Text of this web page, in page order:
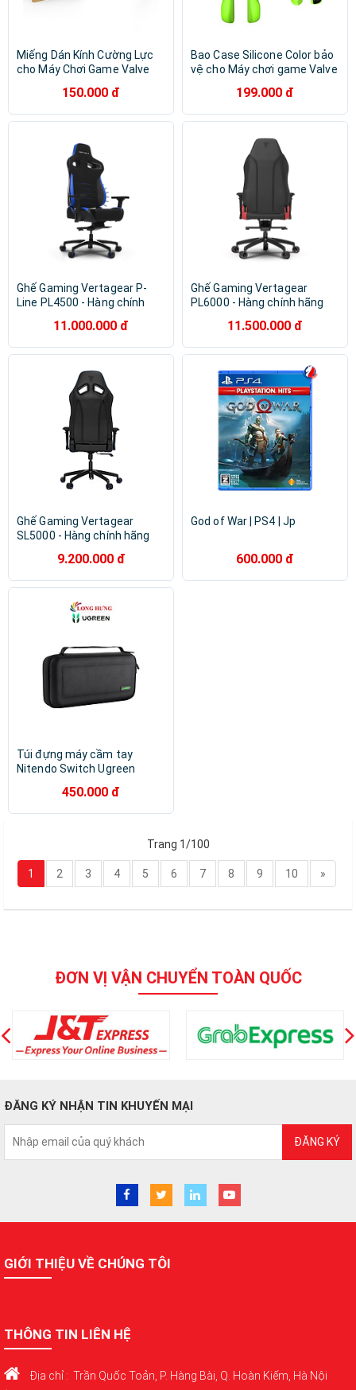
Miếng Dán Kính Cường Lực
cho Máy Chơi Game Valve
OLED (Bộ 2 Miếng) - Hàng
Chính Hãng
150.000 đ
Bao Case Silicone Color bảo
vệ cho Máy chơi game Valve
OLED - Hàng Chính Hãng
199.000 đ
Ghế Gaming Vertagear P-
Line PL4500 - Hàng chính
11.000.000 đ
Ghế Gaming Vertagear
PL6000 - Hàng chính hãng
11.500.000 đ
Ghế Gaming Vertagear
SL5000 - Hàng chính hãng
9.200.000 đ
God of War | PS4 | Jp
600.000 đ
Túi đựng máy cầm tay
Nitendo Switch Ugreen
450.000 đ
Trang 1/100
1 2 3 4 5 6 7 8 9 10 »
ĐƠN VỊ VẬN CHUYỂN TOÀN QUỐC
ĐĂNG KÝ NHẬN TIN KHUYẾN MẠI
ĐĂNG KÝ
GIỚI THIỆU VỀ CHÚNG TÔI
THÔNG TIN LIÊN HỆ
Địa chỉ : Trần Quốc Toản, P. Hàng Bài, Q. Hoàn Kiếm, Hà Nội